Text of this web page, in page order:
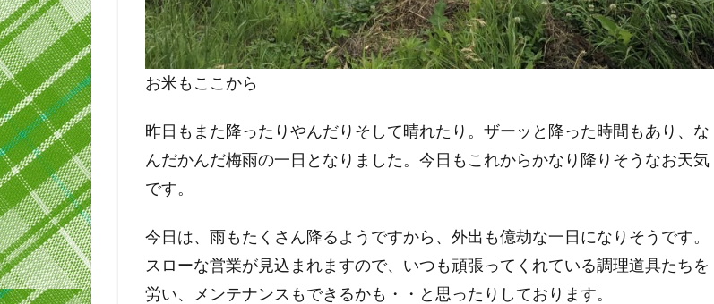
お米もここから
昨日もまた降ったりやんだりそして晴れたり。ザーッと降った時間もあり、な
んだかんだ梅雨の一日となりました。今日もこれからかなり降りそうなお天気
です。
今日は、雨もたくさん降るようですから、外出も億劫な一日になりそうです。
スローな営業が見込まれますので、いつも頑張ってくれている調理道具たちを
労い、メンテナンスもできるかも・・と思ったりしております。